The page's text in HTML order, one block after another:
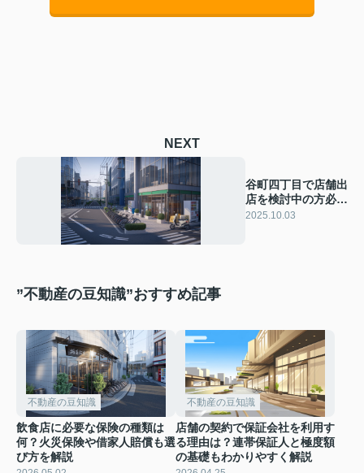
NEXT
谷町四丁目で店舗出
店を検討中の方必
見！エリア特性や賃
2025.10.03
”不動産の豆知識”おすすめ記事
不動産の豆知識
飲食店に必要な保険の種類は
何？火災保険や借家人賠償も選
び方を解説
不動産の豆知識
店舗の契約で保証会社を利用す
る理由は？連帯保証人と極度額
の基礎もわかりやすく解説